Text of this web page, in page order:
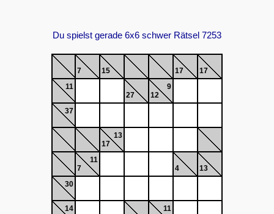
Du spielst gerade 6x6 schwer Rätsel 7253
7 15 17
17
11
27
9
12
37
13
17
11
7
4
13
30
14 11